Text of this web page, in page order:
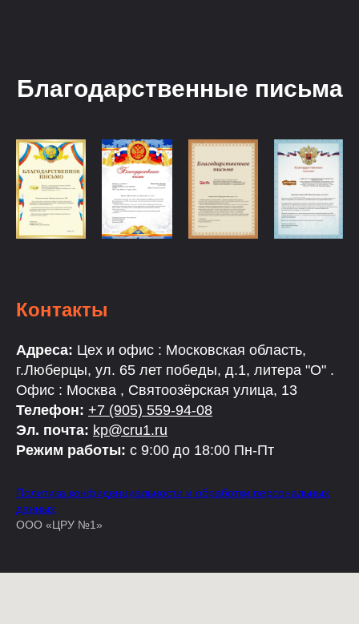
Благодарственные письма
Контакты
Адреса: Цех и офис : Московская область,
г.Люберцы, ул. 65 лет победы, д.1, литера "О" .
Офис : Москва , Святоозёрская улица, 13
Телефон: +7 (905) 559-94-08
Эл. почта: kp@cru1.ru
Режим работы: с 9:00 до 18:00 Пн-Пт
Политика конфиденциальности и обработки персональных
данных
ООО «ЦРУ №1»